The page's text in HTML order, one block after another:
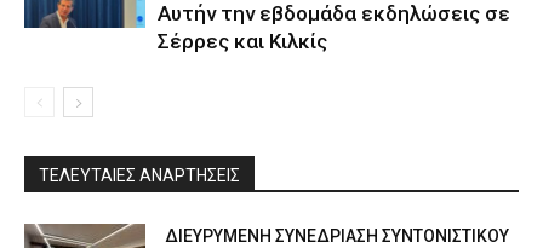
Αυτήν την εβδομάδα εκδηλώσεις σε
Σέρρες και Κιλκίς
ΤΕΛΕΥΤΑΙΕΣ ΑΝΑΡΤΗΣΕΙΣ
ΔΙΕΥΡΥΜΕΝΗ ΣΥΝΕΔΡΙΑΣΗ ΣΥΝΤΟΝΙΣΤΙΚΟΥ